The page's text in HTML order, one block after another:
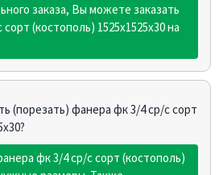
заказа, Вы можете заказать
(костополь) 1525х1525х30 на
(порезать) фанера фк 3/4 ср/с сорт
фк 3/4 ср/с сорт (костополь)